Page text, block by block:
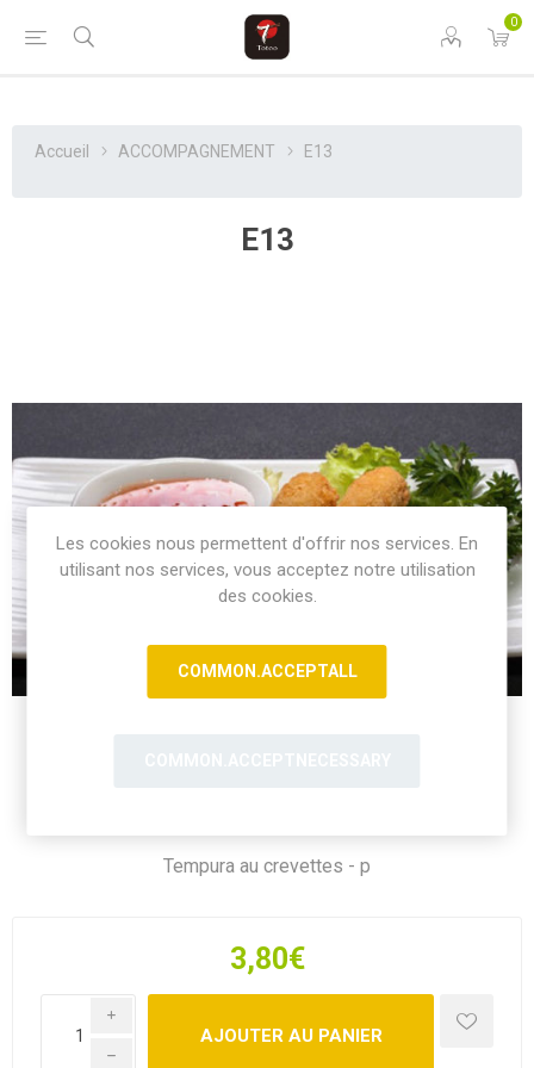
0
Accueil ACCOMPAGNEMENT E13
E13
Tempura au crevettes - p
3,80€
i
h
Les cookies nous permettent d'offrir nos services. En
utilisant nos services, vous acceptez notre utilisation
des cookies.
COMMON.ACCEPTALL